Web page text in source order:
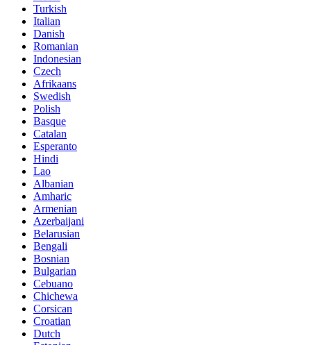
Turkish
Italian
Danish
Romanian
Indonesian
Czech
Afrikaans
Swedish
Polish
Basque
Catalan
Esperanto
Hindi
Lao
Albanian
Amharic
Armenian
Azerbaijani
Belarusian
Bengali
Bosnian
Bulgarian
Cebuano
Chichewa
Corsican
Croatian
Dutch